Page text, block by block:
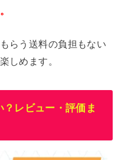
らう送料の負担もない
しめます。
？レビュー・評価ま